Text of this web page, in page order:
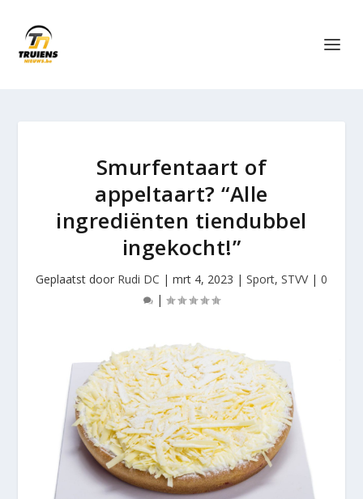
Smurfentaart of
appeltaart? “Alle
ingrediënten tiendubbel
ingekocht!”
Geplaatst door Rudi DC | mrt 4, 2023 | Sport, STVV| 0
|